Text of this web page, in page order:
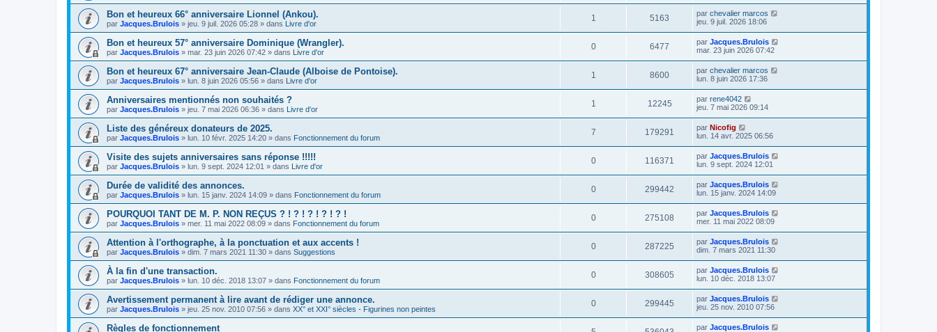
Bon et heureux 66° anniversaire Lionnel (Ankou).
par Jacques.Brulois » jeu. 9 juil. 2026 05:28 » dans Livre d'or
1 5163 par chevalier marcos
jeu. 9 juil. 2026 18:06
Bon et heureux 57° anniversaire Dominique (Wrangler).
par Jacques.Brulois » mar. 23 juin 2026 07:42 » dans Livre d'or
0 6477 par Jacques.Brulois
mar. 23 juin 2026 07:42
Bon et heureux 67° anniversaire Jean-Claude (Alboise de Pontoise).
par Jacques.Brulois » lun. 8 juin 2026 05:56 » dans Livre d'or
1 8600 par chevalier marcos
lun. 8 juin 2026 17:36
Anniversaires mentionnés non souhaités ?
par Jacques.Brulois » jeu. 7 mai 2026 06:36 » dans Livre d'or
1 12245 par rene4042
jeu. 7 mai 2026 09:14
Liste des généreux donateurs de 2025.
par Jacques.Brulois » lun. 10 févr. 2025 14:20 » dans Fonctionnement du forum
7 179291 par Nicofig
lun. 14 avr. 2025 06:56
Visite des sujets anniversaires sans réponse !!!!!
par Jacques.Brulois » lun. 9 sept. 2024 12:01 » dans Livre d'or
0 116371 par Jacques.Brulois
lun. 9 sept. 2024 12:01
Durée de validité des annonces.
par Jacques.Brulois » lun. 15 janv. 2024 14:09 » dans Fonctionnement du forum
0 299442 par Jacques.Brulois
lun. 15 janv. 2024 14:09
POURQUOI TANT DE M. P. NON REÇUS ? ! ? ! ? ! ? ! ? !
par Jacques.Brulois » mer. 11 mai 2022 08:09 » dans Fonctionnement du forum
0 275108 par Jacques.Brulois
mer. 11 mai 2022 08:09
Attention à l'orthographe, à la ponctuation et aux accents !
par Jacques.Brulois » dim. 7 mars 2021 11:30 » dans Suggestions
0 287225 par Jacques.Brulois
dim. 7 mars 2021 11:30
À la fin d'une transaction.
par Jacques.Brulois » lun. 10 déc. 2018 13:07 » dans Fonctionnement du forum
0 308605 par Jacques.Brulois
lun. 10 déc. 2018 13:07
Avertissement permanent à lire avant de rédiger une annonce.
par Jacques.Brulois » jeu. 25 nov. 2010 07:56 » dans XX° et XXI° siècles - Figurines non peintes
0 299445 par Jacques.Brulois
jeu. 25 nov. 2010 07:56
Règles de fonctionnement par Jacques.Brulois